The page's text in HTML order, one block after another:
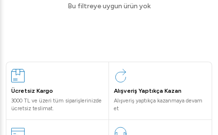
Bu filtreye uygun ürün yok
Ücretsiz Kargo
3000 TL ve üzeri tüm siparişlerinizde
ücretsiz teslimat.
Alışveriş Yaptıkça Kazan
Alışveriş yaptıkça kazanmaya devam
et